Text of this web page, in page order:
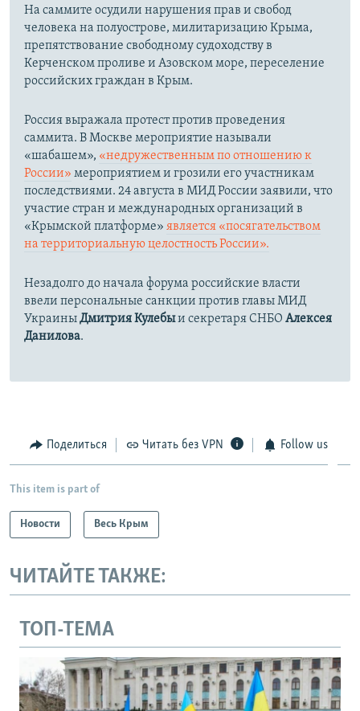
На саммите осудили нарушения прав и свобод
человека на полуострове, милитаризацию Крыма,
препятствование свободному судоходству в
Керченском проливе и Азовском море, переселение
российских граждан в Крым.
Россия выражала протест против проведения
саммита. В Москве мероприятие называли
«шабашем», «недружественным по отношению к
России» мероприятием и грозили его участникам
последствиями. 24 августа в МИД России заявили, что
участие стран и международных организаций в
«Крымской платформе» является «посягательством
на территориальную целостность России».
Незадолго до начала форума российские власти
ввели персональные санкции против главы МИД
УкраиныДмитрия Кулебыи секретаря СНБО Алексея
Данилова.
Поделиться Читать без VPN Follow us
This item is part of
Новости Весь Крым
ЧИТАЙТЕ ТАКЖЕ:
ТОП-ТЕМА